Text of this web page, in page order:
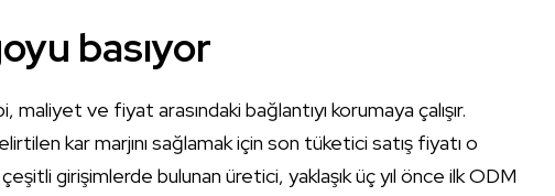
basıyor
ve fiyat arasındaki bağlantıyı korumaya çalışır.
kar marjını sağlamak için son tüketici satış fiyatı o
girişimlerde bulunan üretici, yaklaşık üç yıl önce ilk ODM